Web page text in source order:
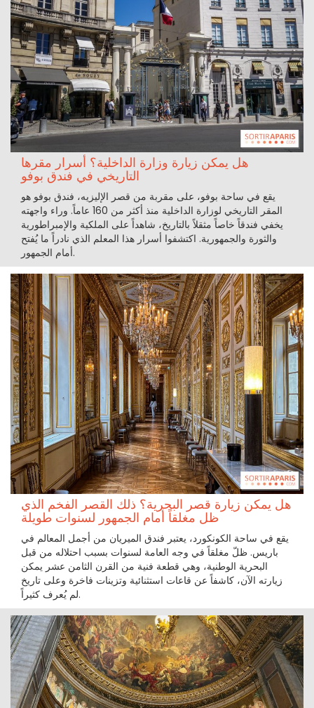
هل يمكن زيارة وزارة الداخلية؟ أسرار مقرها
التاريخي في فندق بوفو
يقع في ساحة بوفو، على مقربة من قصر الإليزيه، فندق بوفو هو
المقر التاريخي لوزارة الداخلية منذ أكثر من 160 عاماً. وراء واجهته
يخفي فندقاً خاصاً مثقلاً بالتاريخ، شاهداً على الملكية والإمبراطورية
والثورة والجمهورية. اكتشفوا أسرار هذا المعلم الذي نادراً ما يُفتح
أمام الجمهور.
هل يمكن زيارة قصر البحرية؟ ذلك القصر الفخم الذي
ظل مغلقاً أمام الجمهور لسنوات طويلة
يقع في ساحة الكونكورد، يعتبر فندق الميريان من أجمل المعالم في
باريس. ظلّ مغلقاً في وجه العامة لسنوات بسبب احتلاله من قبل
البحرية الوطنية، وهي قطعة فنية من القرن الثامن عشر يمكن
زيارته الآن، كاشفاً عن قاعات استثنائية وتزينات فاخرة وعلى تاريخ
لم يُعرف كثيراً.